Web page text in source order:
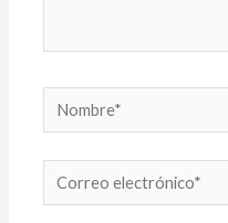
Nombre*
Correo
electrónico*